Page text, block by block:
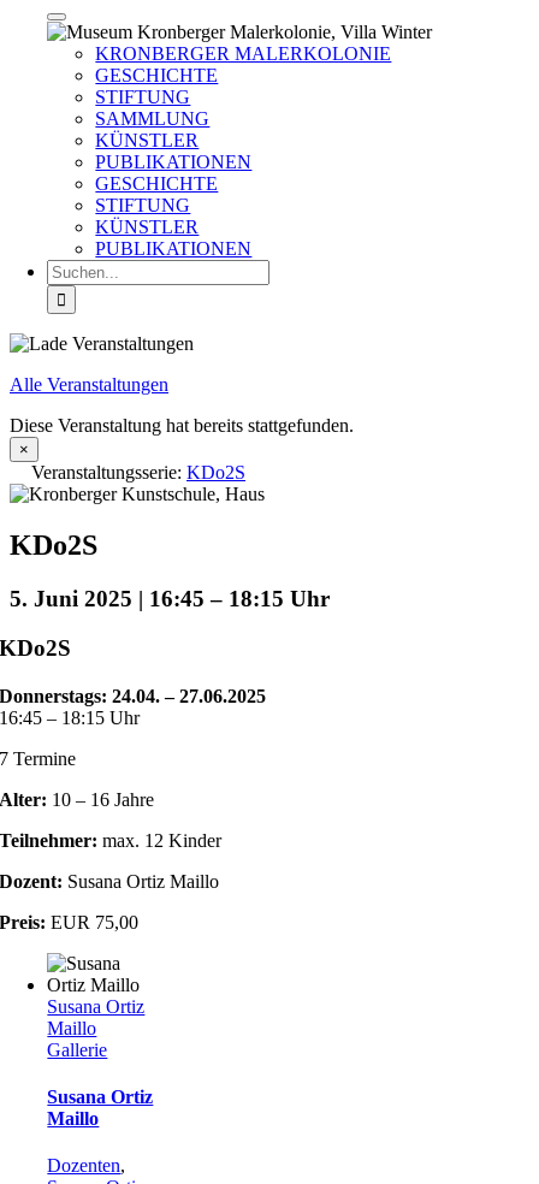
KRONBERGER MALERKOLONIE
GESCHICHTE
STIFTUNG
SAMMLUNG
KÜNSTLER
PUBLIKATIONEN
GESCHICHTE
STIFTUNG
KÜNSTLER
PUBLIKATIONEN
Suche
nach:
Alle Veranstaltungen
Diese Veranstaltung hat bereits stattgefunden.
×
Veranstaltungsserie: KDo2S
KDo2S
5. Juni 2025 | 16:45 – 18:15
KDo2S
Donnerstags: 24.04. – 27.06.2025
16:45 – 18:15 Uhr
7 Termine
Alter: 10 – 16 Jahre
Teilnehmer: max. 12 Kinder
Dozent: Susana Ortiz Maillo
Preis: EUR 75,00
Susana Ortiz
Maillo
Gallerie
Susana Ortiz
Maillo
Dozenten,